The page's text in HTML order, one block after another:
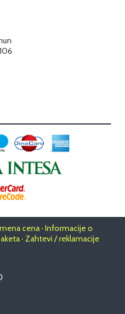
cena · Informacije o
· Zahtevi / reklamacije